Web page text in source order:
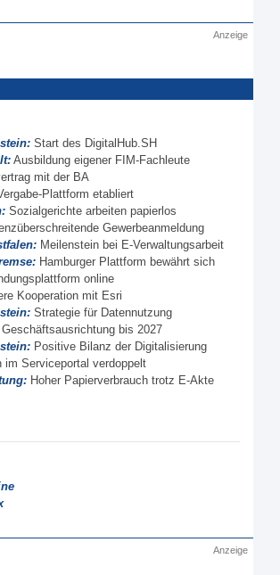
Anzeige
Start des DigitalHub.SH
Ausbildung eigener FIM-Fachleute
mit der BA
Plattform etabliert
Sozialgerichte arbeiten papierlos
Gewerbeanmeldung
Meilenstein bei E-Verwaltungsarbeit
Hamburger Plattform bewährt sich
online
Kooperation mit Esri
Strategie für Datennutzung
Geschäftsausrichtung bis 2027
Positive Bilanz der Digitalisierung
im Serviceportal verdoppelt
Hoher Papierverbrauch trotz E-Akte
Anzeige